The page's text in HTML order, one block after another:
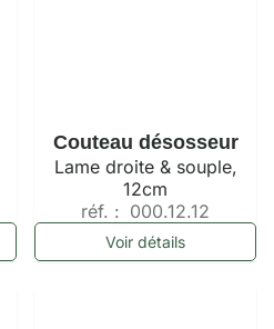
Couteau désosseur
Lame droite & souple,
12cm
réf. : 000.12.12
Voir détails